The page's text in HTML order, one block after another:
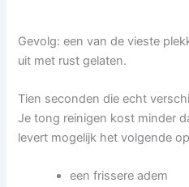
Gevolg: een van de vieste
uit met rust gelaten.
Tien seconden die echt
Je tong reinigen kost minder
levert mogelijk het volgende
een frissere adem